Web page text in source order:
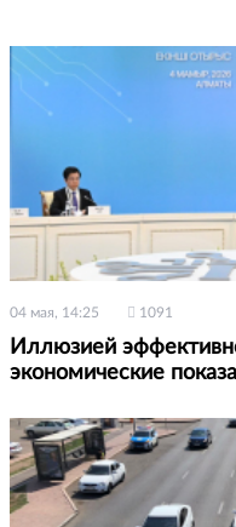
04 мая, 14:25 1091
Иллюзией
экономические